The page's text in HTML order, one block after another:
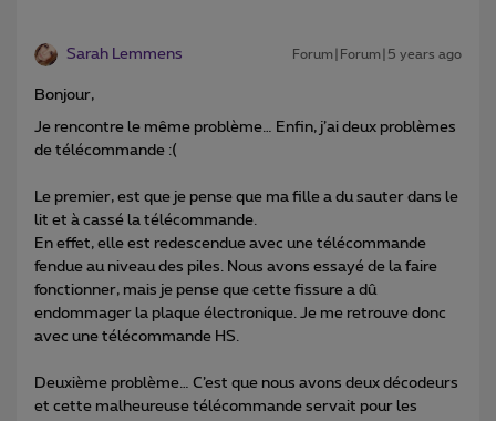
Sarah Lemmens Forum|Forum|5 years ago
Bonjour,
Je rencontre le même problème… Enfin, j’ai deux problèmes
de télécommande :(
Le premier, est que je pense que ma fille a du sauter dans le
lit et à cassé la télécommande.
En effet, elle est redescendue avec une télécommande
fendue au niveau des piles. Nous avons essayé de la faire
fonctionner, mais je pense que cette fissure a dû
endommager la plaque électronique. Je me retrouve donc
avec une télécommande HS.
Deuxième problème… C’est que nous avons deux décodeurs
et cette malheureuse télécommande servait pour les